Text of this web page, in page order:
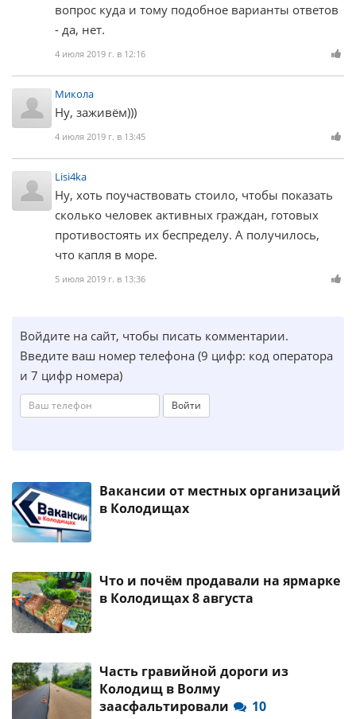
вопрос куда и тому подобное варианты ответов
- да, нет.
4 июля 2019 г. в 12:16
Микола
Ну, заживём)))
4 июля 2019 г. в 13:45
Lisi4ka
Ну, хоть поучаствовать стоило, чтобы показать
сколько человек активных граждан, готовых
противостоять их беспределу. А получилось,
что капля в море.
5 июля 2019 г. в 13:36
Войдите на сайт, чтобы писать комментарии.
Введите ваш номер телефона (9 цифр: код оператора
и 7 цифр номера)
Войти
Вакансии от местных организаций
в Колодищах
Что и почём продавали на ярмарке
в Колодищах 8 августа
Часть гравийной дороги из
Колодищ в Волму
заасфальтировали
10